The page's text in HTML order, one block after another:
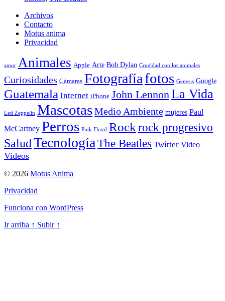
Archivos
Contacto
Motus anima
Privacidad
amor Animales Apple Arte Bob Dylan Crueldad con los animales
Curiosidades Cámaras Fotografíafotos Genesis Google
Guatemala Internet iPhone John LennonLa Vida
Led Zeppelin MascotasMedio Ambiente mujeres Paul
McCartney Perros Pink Floyd Rock rock progresivo
Salud Tecnología The Beatles Twitter Video
Videos
© 2026 Motus Anima
Privacidad
Funciona con WordPress
Ir arriba ↑ Subir ↑